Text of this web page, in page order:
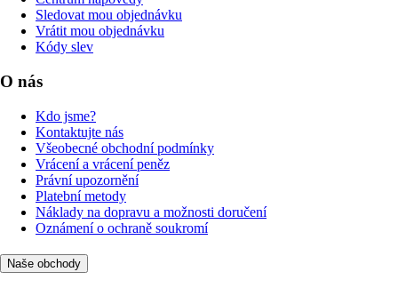
Sledovat mou objednávku
Vrátit mou objednávku
Kódy slev
O nás
Kdo jsme?
Kontaktujte nás
Všeobecné obchodní podmínky
Vrácení a vrácení peněz
Právní upozornění
Platební metody
Náklady na dopravu a možnosti doručení
Oznámení o ochraně soukromí
Naše obchody